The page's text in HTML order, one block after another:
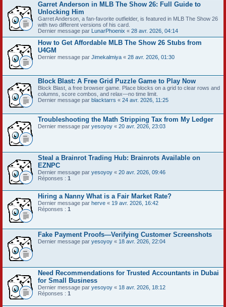
Garret Anderson in MLB The Show 26: Full Guide to
Unlocking Him
Garret Anderson, a fan-favorite outfielder, is featured in MLB The Show 26
with two different versions of his card.
Dernier message par LunarPhoenix « 28 avr. 2026, 04:14
How to Get Affordable MLB The Show 26 Stubs from
U4GM
Dernier message par Jimekalmiya « 28 avr. 2026, 01:30
Block Blast: A Free Grid Puzzle Game to Play Now
Block Blast, a free browser game. Place blocks on a grid to clear rows and
columns, score combos, and relax—no time limit.
Dernier message par blacktarrs « 24 avr. 2026, 11:25
Troubleshooting the Math Stripping Tax from My Ledger
Dernier message par yesoyoy « 20 avr. 2026, 23:03
Steal a Brainrot Trading Hub: Brainrots Available on
EZNPC
Dernier message par yesoyoy « 20 avr. 2026, 09:46
Réponses : 1
Hiring a Nanny What is a Fair Market Rate?
Dernier message par herve « 19 avr. 2026, 16:42
Réponses : 1
Fake Payment Proofs—Verifying Customer Screenshots
Dernier message par yesoyoy « 18 avr. 2026, 22:04
Need Recommendations for Trusted Accountants in Dubai
for Small Business
Dernier message par yesoyoy « 18 avr. 2026, 18:12
Réponses : 1